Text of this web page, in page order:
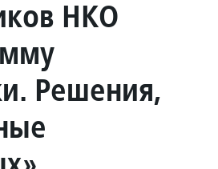
НКО
Решения,